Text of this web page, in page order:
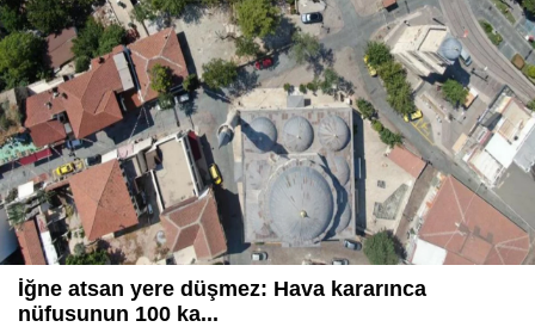
İğne atsan yere düşmez: Hava kararınca
nüfusunun 100 ka...